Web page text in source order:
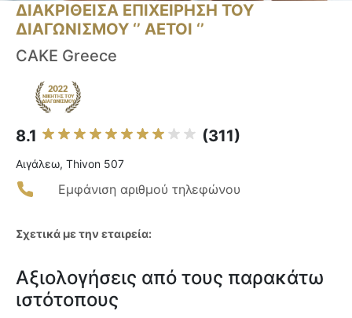
ΔΙΑΚΡΙΘΕΙΣΑ ΕΠΙΧΕΙΡΗΣΗ ΤΟΥ
ΔΙΑΓΩΝΙΣΜΟΥ ‘’ ΑΕΤΟΙ ‘’
CAKE Greece
8.1 (311)
Αιγάλεω, Thivon 507
Εμφάνιση αριθμού τηλεφώνου
Σχετικά με την εταιρεία:
Αξιολογήσεις από τους παρακάτω
ιστότοπους